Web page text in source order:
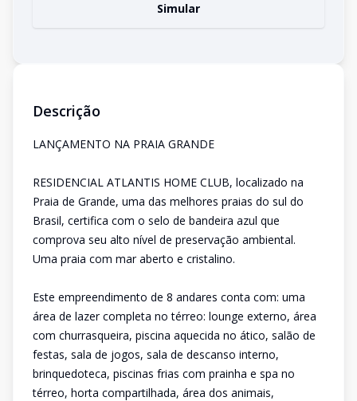
Simular
Descrição
LANÇAMENTO NA PRAIA GRANDE
RESIDENCIAL ATLANTIS HOME CLUB, localizado na
Praia de Grande, uma das melhores praias do sul do
Brasil, certifica com o selo de bandeira azul que
comprova seu alto nível de preservação ambiental.
Uma praia com mar aberto e cristalino.
Este empreendimento de 8 andares conta com: uma
área de lazer completa no térreo: lounge externo, área
com churrasqueira, piscina aquecida no ático, salão de
festas, sala de jogos, sala de descanso interno,
brinquedoteca, piscinas frias com prainha e spa no
térreo, horta compartilhada, área dos animais,